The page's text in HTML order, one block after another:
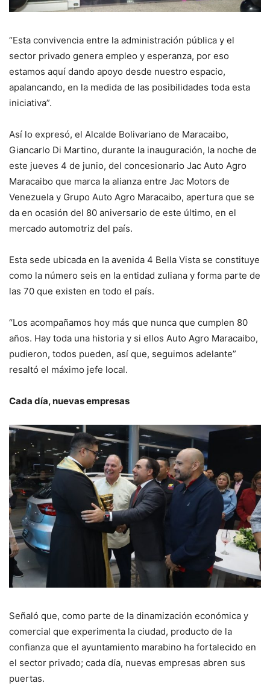
“Esta convivencia entre la administración pública y el
sector privado genera empleo y esperanza, por eso
estamos aquí dando apoyo desde nuestro espacio,
apalancando, en la medida de las posibilidades toda esta
iniciativa”.
Así lo expresó, el Alcalde Bolivariano de Maracaibo,
Giancarlo Di Martino, durante la inauguración, la noche de
este jueves 4 de junio, del concesionario Jac Auto Agro
Maracaibo que marca la alianza entre Jac Motors de
Venezuela y Grupo Auto Agro Maracaibo, apertura que se
da en ocasión del 80 aniversario de este último, en el
mercado automotriz del país.
Esta sede ubicada en la avenida 4 Bella Vista se constituye
como la número seis en la entidad zuliana y forma parte de
las 70 que existen en todo el país.
“Los acompañamos hoy más que nunca que cumplen 80
años. Hay toda una historia y si ellos Auto Agro Maracaibo,
pudieron, todos pueden, así que, seguimos adelante”
resaltó el máximo jefe local.
Cada día, nuevas empresas
Señaló que, como parte de la dinamización económica y
comercial que experimenta la ciudad, producto de la
confianza que el ayuntamiento marabino ha fortalecido en
el sector privado; cada día, nuevas empresas abren sus
puertas.